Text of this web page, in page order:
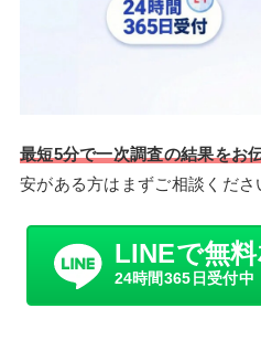
最短5分で一次調査の結果をお
安がある方はまずご相談くださ
LINEで無
24時間365日受付中